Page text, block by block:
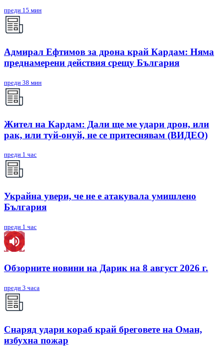
преди 15 мин
Адмирал Ефтимов за дрона край Кардам: Няма
преднамерени действия срещу България
преди 38 мин
Жител на Кардам: Дали ще ме удари дрон, или
рак, или туй-онуй, не се притеснявам (ВИДЕО)
преди 1 час
Украйна увери, че не е атакувала умишлено
България
преди 1 час
Обзорните новини на Дарик на 8 август 2026 г.
преди 3 часа
Снаряд удари кораб край бреговете на Оман,
избухна пожар